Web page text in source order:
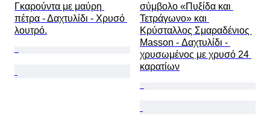
Γκαρούντα με μαύρη
πέτρα - Δαχτυλίδι - Χρυσό
λουτρό.
σύμβολο «Πυξίδα και
Τετράγωνο» και
Κρύσταλλος Σμαραδένιος
Masson - Δαχτυλίδι -
χρυσωμένος με χρυσό 24
καρατίων